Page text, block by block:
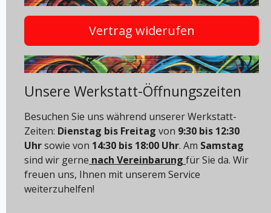
Vertrag widerufen
Unsere Werkstatt-Öffnungszeiten
Besuchen Sie uns während unserer Werkstatt-
Zeiten: Dienstag bis Freitag von 9:30 bis 12:30
Uhrsowie von 14:30 bis 18:00 Uhr. Am Samstag
sind wir gerne nach Vereinbarung für Sie da. Wir
freuen uns, Ihnen mit unserem Service
weiterzuhelfen!